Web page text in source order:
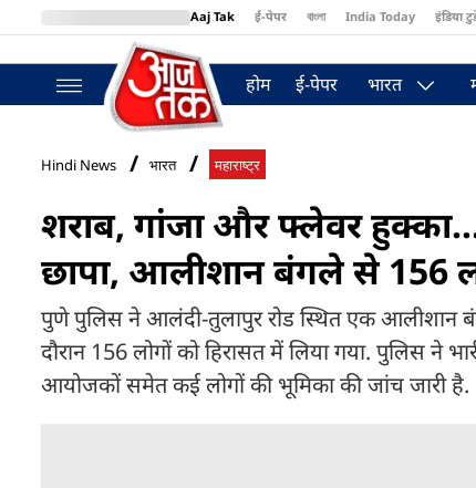
Aaj Tak ई-पेपर বাংলা India Today इंडिया
BT Bazaar
होम ई-पेपर भारत
Hindi News भारत महाराष्ट्र
शराब, गांजा और फ्लेवर हुक्का...
छापा, आलीशान बंगले से 156
पुणे पुलिस ने आलंदी-तुलापुर रोड स्थित एक आलीशान बंगले
दौरान 156 लोगों को हिरासत में लिया गया. पुलिस ने
आयोजकों समेत कई लोगों की भूमिका की जांच जारी है.